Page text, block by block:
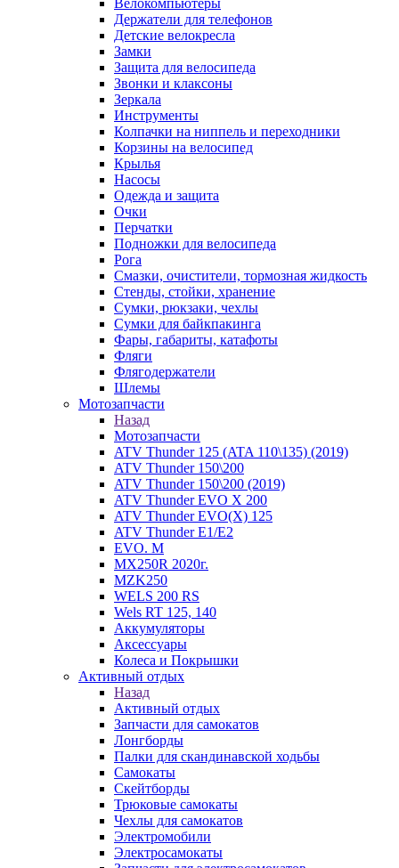
Велокомпьютеры
Держатели для телефонов
Детские велокресла
Замки
Защита для велосипеда
Звонки и клаксоны
Зеркала
Инструменты
Колпачки на ниппель и переходники
Корзины на велосипед
Крылья
Насосы
Одежда и защита
Очки
Перчатки
Подножки для велосипеда
Рога
Смазки, очистители, тормозная жидкость
Стенды, стойки, хранение
Сумки, рюкзаки, чехлы
Сумки для байкпакинга
Фары, габариты, катафоты
Фляги
Флягодержатели
Шлемы
Мотозапчасти
Назад
Мотозапчасти
ATV Thunder 125 (ATA 110\135) (2019)
ATV Thunder 150\200
ATV Thunder 150\200 (2019)
ATV Thunder EVO X 200
ATV Thunder EVO(X) 125
ATV Thunder Е1/Е2
EVO. M
MX250R 2020г.
MZK250
WELS 200 RS
Wels RT 125, 140
Аккумуляторы
Аксессуары
Колеса и Покрышки
Активный отдых
Назад
Активный отдых
Запчасти для самокатов
Лонгборды
Палки для скандинавской ходьбы
Самокаты
Скейтборды
Трюковые самокаты
Чехлы для самокатов
Электромобили
Электросамокаты